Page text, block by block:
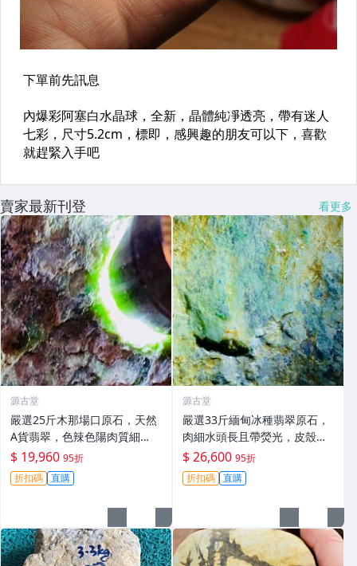
賣家最新刊登 看更多
源古堂
嚴選25斤木那場口原石，天然
A貨翡翠，色辣色陽肉質細
膩，適合雕刻手鏈與掛件 #翡
翠 #天然翡翠 #A貨翡翠玉石
$ 19,960 95折
折扣碼 直購
源古堂
嚴選33斤緬甸冰種翡翠原石，
肉細水頭長且帶熒光，皮殼老
辣適合大件雕刻。天然A貨支
持檢測，免費開窗切料。 冰種
翡翠 原石
$ 26,600 95折
折扣碼 直購